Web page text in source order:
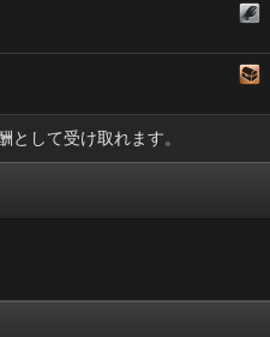
して受け取れます。